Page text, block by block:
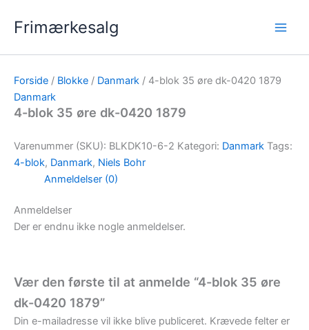
Frimærkesalg
Forside / Blokke / Danmark / 4-blok 35 øre dk-0420 1879
Danmark
4-blok 35 øre dk-0420 1879
Varenummer (SKU): BLKDK10-6-2 Kategori: Danmark Tags:
4-blok, Danmark, Niels Bohr
Anmeldelser (0)
Anmeldelser
Der er endnu ikke nogle anmeldelser.
Vær den første til at anmelde “4-blok 35 øre
dk-0420 1879”
Din e-mailadresse vil ikke blive publiceret. Krævede felter er